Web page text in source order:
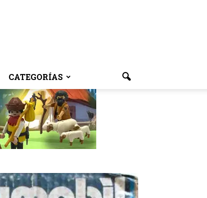
CATEGORÍAS